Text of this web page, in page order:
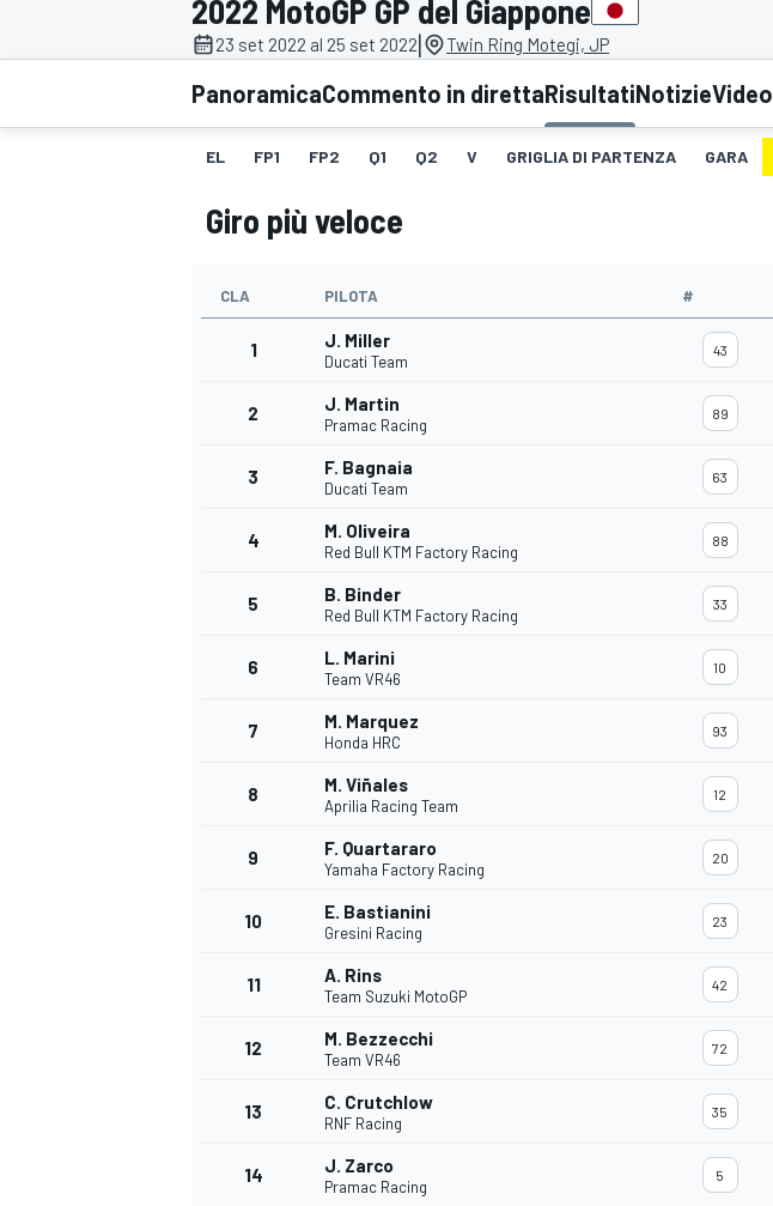
MOTOGP WEC
WRC
MONOPOSTO
2022 MotoGP GP del Giappone
23 set 2022 al 25 set 2022| Twin Ring Motegi, JP
PanoramicaCommento in direttaRisultatiNotizieVideo
EL FP1 FP2 Q1 Q2 V GRIGLIA DI PARTENZA GARA
Giro più veloce
CLA PILOTA #
1 J. Miller
Ducati Team
43
2 J. Martin
Pramac Racing
89
3 F. Bagnaia
Ducati Team
63
4 M. Oliveira
Red Bull KTM Factory Racing
88
5 B. Binder
Red Bull KTM Factory Racing
33
6 L. Marini
Team VR46
10
7 M. Marquez
Honda HRC
93
8 M. Viñales
Aprilia Racing Team
12
9 F. Quartararo
Yamaha Factory Racing
20
10 E. Bastianini
Gresini Racing
23
11 A. Rins
Team Suzuki MotoGP
42
12 M. Bezzecchi
Team VR46
72
13 C. Crutchlow
RNF Racing
35
14 J. Zarco
Pramac Racing
5